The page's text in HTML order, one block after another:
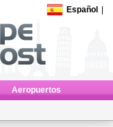
Español
Aeropuertos